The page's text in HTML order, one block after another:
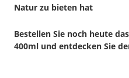
Natur zu bieten hat
Bestellen Sie noch heute
400ml und entdecken Sie